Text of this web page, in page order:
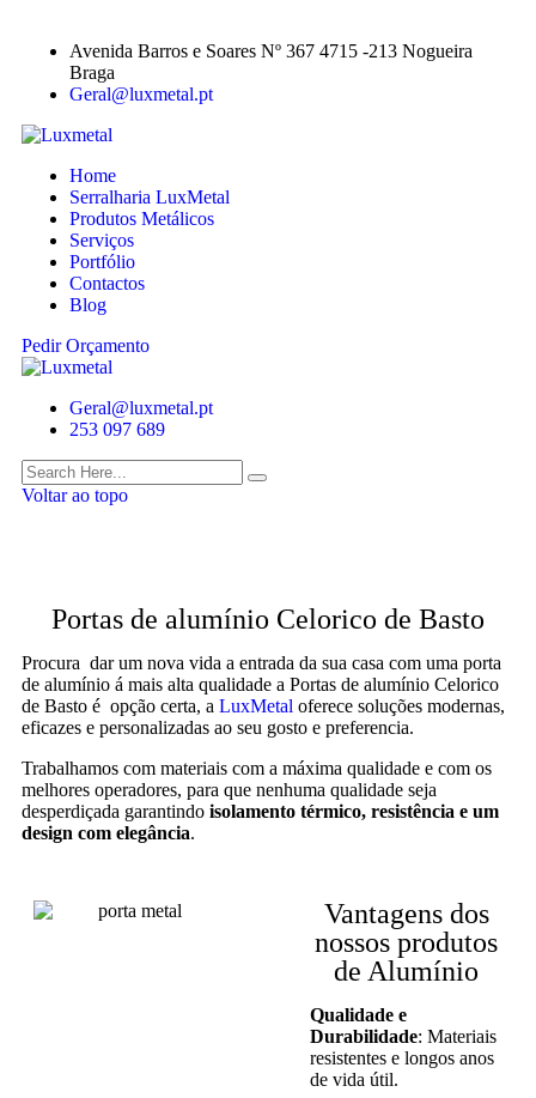
Avenida Barros e Soares Nº 367 4715 -213 Nogueira
Braga
Geral@luxmetal.pt
Home
Serralharia LuxMetal
Produtos Metálicos
Serviços
Portfólio
Contactos
Blog
Pedir Orçamento
Geral@luxmetal.pt
253 097 689
Voltar ao topo
Portas de alumínio Celorico de Basto
Procura dar um nova vida a entrada da sua casa com uma porta
de alumínio á mais alta qualidade a Portas de alumínio Celorico
de Basto é opção certa, a LuxMetal oferece soluções modernas,
eficazes e personalizadas ao seu gosto e preferencia.
Trabalhamos com materiais com a máxima qualidade e com os
melhores operadores, para que nenhuma qualidade seja
desperdiçada garantindo isolamento térmico, resistência e um
design com elegância.
Vantagens dos
nossos produtos
de Alumínio
Qualidade e
Durabilidade: Materiais
resistentes e longos anos
de vida útil.